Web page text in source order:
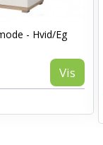
- Hvid/Eg
Vis